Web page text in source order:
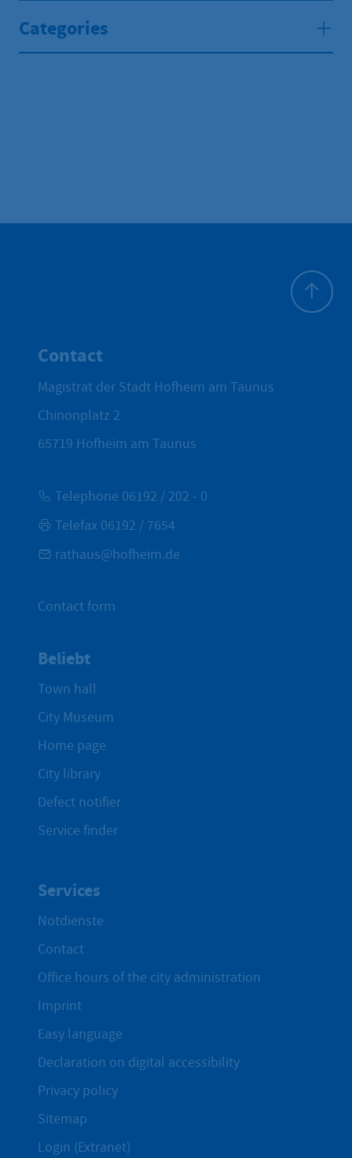
Categories
Contact
Magistrat der Stadt Hofheim am Taunus
Chinonplatz 2
65719 Hofheim am Taunus
Telephone 06192 / 202 - 0
Telefax 06192 / 7654
rathaus@hofheim.de
Contact form
Beliebt
Town hall
City Museum
Home page
City library
Defect notifier
Service finder
Services
Notdienste
Contact
Office hours of the city administration
Imprint
Easy language
Declaration on digital accessibility
Privacy policy
Sitemap
Login (Extranet)